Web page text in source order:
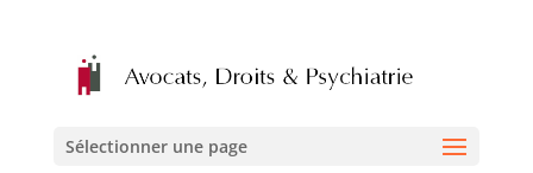
Sélectionner une page